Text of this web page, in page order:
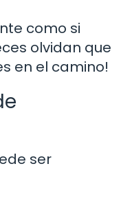
como si
olvidan que
en el camino!
ser